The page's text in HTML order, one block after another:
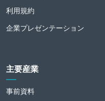
利用規約
企業プレゼンテーション
主要産業
事前資料